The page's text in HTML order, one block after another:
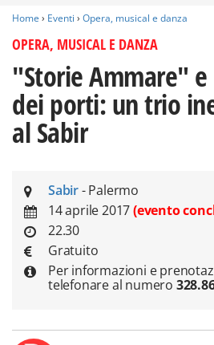
Home › Eventi › Opera, musical e danza
OPERA, MUSICAL E DANZA
"Storie Ammare" e
dei porti: un trio
al Sabir
Sabir- Palermo
14 aprile 2017(evento
22.30
Gratuito
Per informazioni e
telefonare al numero